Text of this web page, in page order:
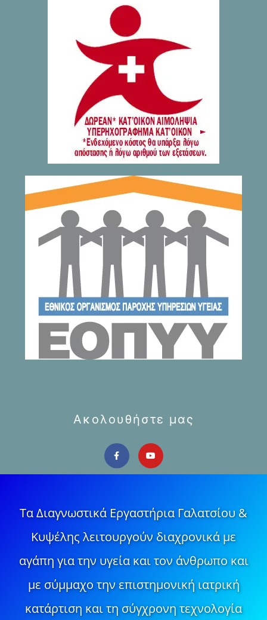
Ακολουθήστε μας
Τα Διαγνωστικά Εργαστήρια Γαλατσίου &
Κυψέλης λειτουργούν διαχρονικά με
αγάπη για την υγεία και τον άνθρωπο και
με σύμμαχο την επιστημονική ιατρική
κατάρτιση και τη σύγχρονη τεχνολογία